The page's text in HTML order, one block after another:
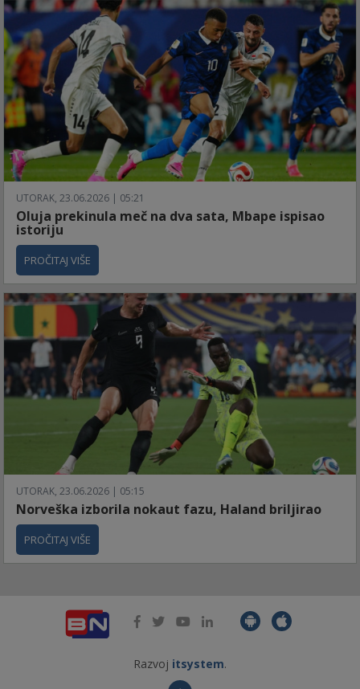
UTORAK, 23.06.2026 | 05:21
Oluja prekinula meč na dva sata, Mbape ispisao
istoriju
PROČITAJ VIŠE
UTORAK, 23.06.2026 | 05:15
Norveška izborila nokaut fazu, Haland briljirao
PROČITAJ VIŠE
Razvoj itsystem.